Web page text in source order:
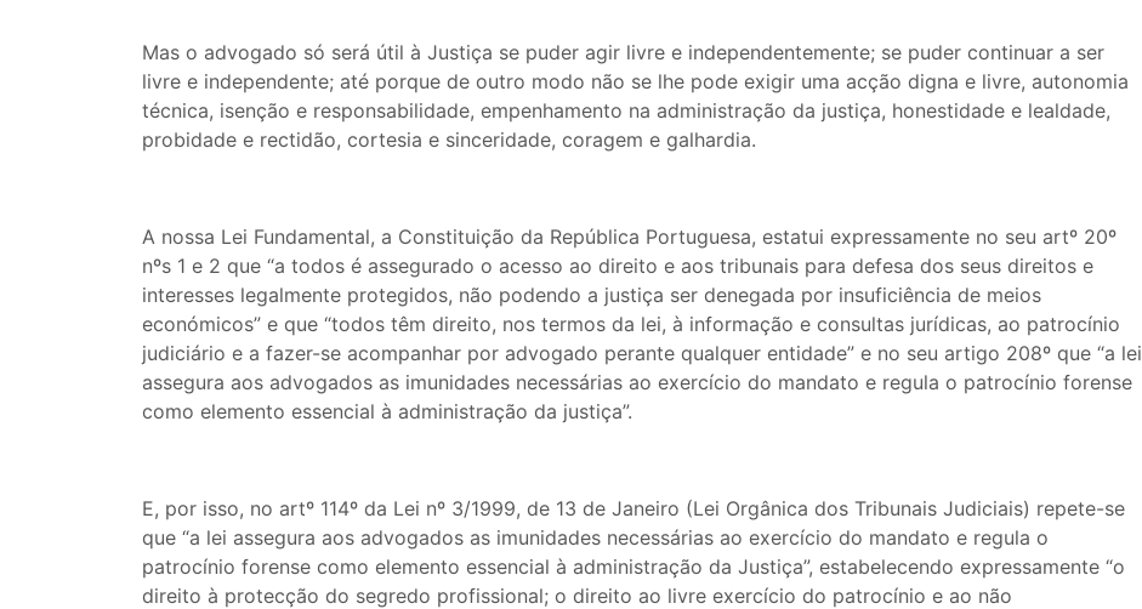
Mas o advogado só será útil à Justiça se puder agir livre e independentemente; se puder continuar a ser
livre e independente; até porque de outro modo não se lhe pode exigir uma acção digna e livre, autonomia
técnica, isenção e responsabilidade, empenhamento na administração da justiça, honestidade e lealdade,
probidade e rectidão, cortesia e sinceridade, coragem e galhardia.
A nossa Lei Fundamental, a Constituição da República Portuguesa, estatui expressamente no seu artº 20º
nºs 1 e 2 que “a todos é assegurado o acesso ao direito e aos tribunais para defesa dos seus direitos e
interesses legalmente protegidos, não podendo a justiça ser denegada por insuficiência de meios
económicos” e que “todos têm direito, nos termos da lei, à informação e consultas jurídicas, ao patrocínio
judiciário e a fazer-se acompanhar por advogado perante qualquer entidade” e no seu artigo 208º que “a lei
assegura aos advogados as imunidades necessárias ao exercício do mandato e regula o patrocínio forense
como elemento essencial à administração da justiça”.
E, por isso, no artº 114º da Lei nº 3/1999, de 13 de Janeiro (Lei Orgânica dos Tribunais Judiciais) repete-se
que “a lei assegura aos advogados as imunidades necessárias ao exercício do mandato e regula o
patrocínio forense como elemento essencial à administração da Justiça”, estabelecendo expressamente “o
direito à protecção do segredo profissional; o direito ao livre exercício do patrocínio e ao não